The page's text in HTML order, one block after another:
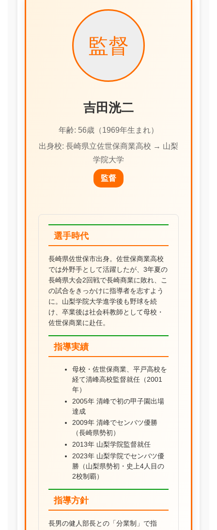
監督
吉田洸二
年齢: 56歳（1969年生まれ）
出身校: 長崎県立佐世保商業高校 → 山梨
学院大学
監督
選手時代
長崎県佐世保市出身。佐世保商業高校
では外野手として活躍したが、3年夏の
長崎県大会2回戦で長崎商業に敗れ、こ
の試合をきっかけに指導者を志すよう
に。山梨学院大学進学後も野球を続
け、卒業後は社会科教師として母校・
佐世保商業に赴任。
指導実績
母校・佐世保商業、平戸高校を
経て清峰高校監督就任（2001
年）
2005年 清峰で初の甲子園出場
達成
2009年 清峰でセンバツ優勝
（長崎県勢初）
2013年 山梨学院監督就任
2023年 山梨学院でセンバツ優
勝（山梨県勢初・史上4人目の
2校制覇）
指導方針
長男の健人部長との「分業制」で指